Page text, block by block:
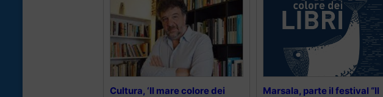
Cultura, ‘Il mare colore dei
Marsala, parte il festival “Il